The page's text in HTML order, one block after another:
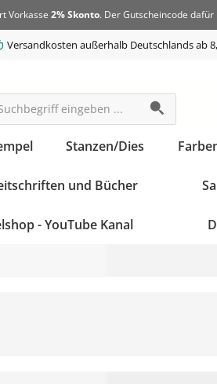
Vorkasse 2% Skonto. Der Gutscheincode
Versandkosten außerhalb Deutschlands ab
Stanzen/Dies
und Bücher
- YouTube Kanal